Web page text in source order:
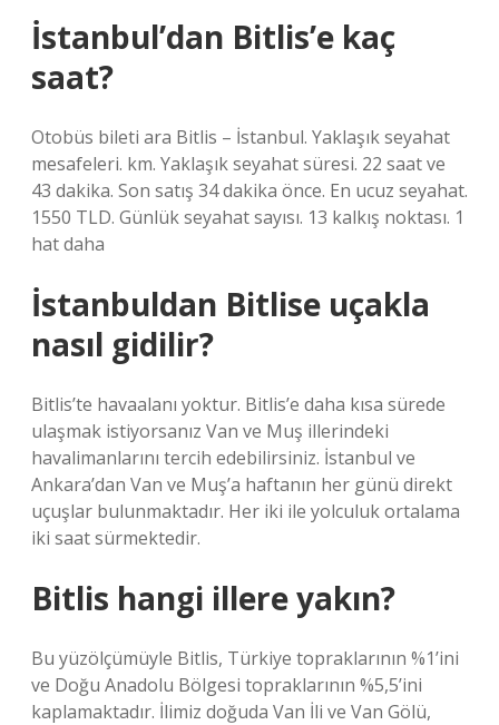
İstanbul’dan Bitlis’e kaç
saat?
Otobüs bileti ara Bitlis – İstanbul. Yaklaşık seyahat
mesafeleri. km. Yaklaşık seyahat süresi. 22 saat ve
43 dakika. Son satış 34 dakika önce. En ucuz seyahat.
1550 TLD. Günlük seyahat sayısı. 13 kalkış noktası. 1
hat daha
İstanbuldan Bitlise uçakla
nasıl gidilir?
Bitlis’te havaalanı yoktur. Bitlis’e daha kısa sürede
ulaşmak istiyorsanız Van ve Muş illerindeki
havalimanlarını tercih edebilirsiniz. İstanbul ve
Ankara’dan Van ve Muş’a haftanın her günü direkt
uçuşlar bulunmaktadır. Her iki ile yolculuk ortalama
iki saat sürmektedir.
Bitlis hangi illere yakın?
Bu yüzölçümüyle Bitlis, Türkiye topraklarının %1’ini
ve Doğu Anadolu Bölgesi topraklarının %5,5’ini
kaplamaktadır. İlimiz doğuda Van İli ve Van Gölü,